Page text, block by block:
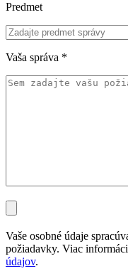
Predmet
Vaša správa *
Vaše osobné údaje
požiadavky. Viac
údajov.